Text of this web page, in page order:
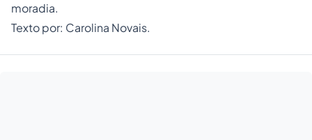
moradia.
Texto por: Carolina Novais.